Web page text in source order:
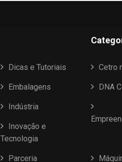
Dicas e Tutoriais
Embalagens
Indústria
Inovação e
Tecnologia
Parceria
Cetro
DNA